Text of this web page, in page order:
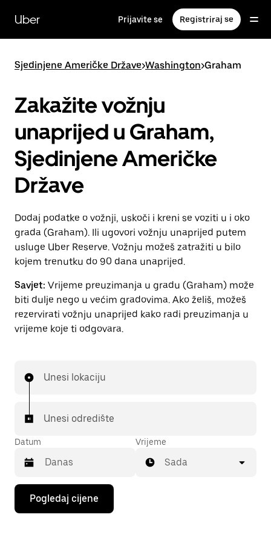
glavni
sadržaj
Uber Prijavite se Registriraj se
Sjedinjene Američke Države>Washington>Graham
Zakažite vožnju
unaprijed u Graham,
Sjedinjene Američke
Države
Dodaj podatke o vožnji, uskoči i kreni se voziti u i oko
grada (Graham). Ili ugovori vožnju unaprijed putem
usluge Uber Reserve. Vožnju možeš zatražiti u bilo
kojem trenutku do 90 dana unaprijed.
Savjet: Vrijeme preuzimanja u gradu (Graham) može
biti dulje nego u većim gradovima. Ako želiš, možeš
rezervirati vožnju unaprijed kako radi preuzimanja u
vrijeme koje ti odgovara.
Unesi lokaciju
Unesi odredište
Datum
Pritisni
tipku
sa
Vrijeme
Sada
Pogledaj cijene